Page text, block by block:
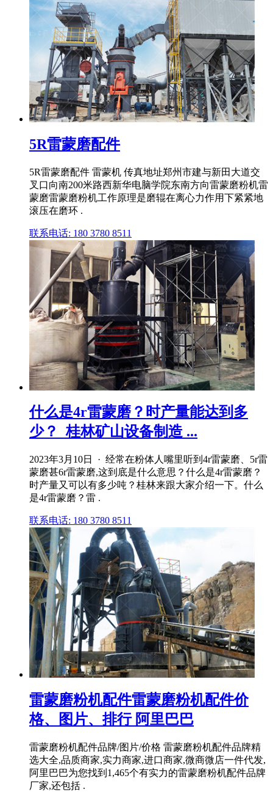
5R雷蒙磨配件
5R雷蒙磨配件 雷蒙机 传真地址郑州市建与新田大道交
叉口向南200米路西新华电脑学院东南方向雷蒙磨粉机雷
蒙磨雷蒙磨粉机工作原理是磨辊在离心力作用下紧紧地
滚压在磨环 .
联系电话: 180 3780 8511
什么是4r雷蒙磨？时产量能达到多
少？_桂林矿山设备制造 ...
2023年3月10日 · 经常在粉体人嘴里听到4r雷蒙磨、5r雷
蒙磨甚6r雷蒙磨,这到底是什么意思？什么是4r雷蒙磨？
时产量又可以有多少吨？桂林来跟大家介绍一下。什么
是4r雷蒙磨？雷 .
联系电话: 180 3780 8511
雷蒙磨粉机配件雷蒙磨粉机配件价
格、图片、排行 阿里巴巴
雷蒙磨粉机配件品牌/图片/价格 雷蒙磨粉机配件品牌精
选大全,品质商家,实力商家,进口商家,微商微店一件代发,
阿里巴巴为您找到1,465个有实力的雷蒙磨粉机配件品牌
厂家,还包括 .